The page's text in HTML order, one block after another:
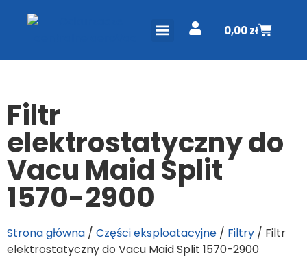
0,00zł
Filtr
elektrostatyczny do
Vacu Maid Split
1570-2900
Strona główna / Części eksploatacyjne / Filtry / Filtr
elektrostatyczny do Vacu Maid Split 1570-2900